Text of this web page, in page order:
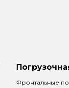
Фронтальные